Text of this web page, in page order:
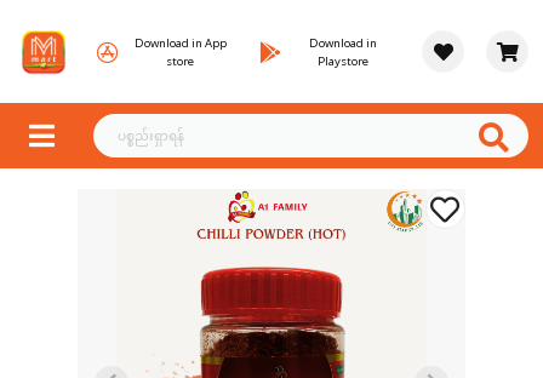
Download in App
store
Download in
Playstore